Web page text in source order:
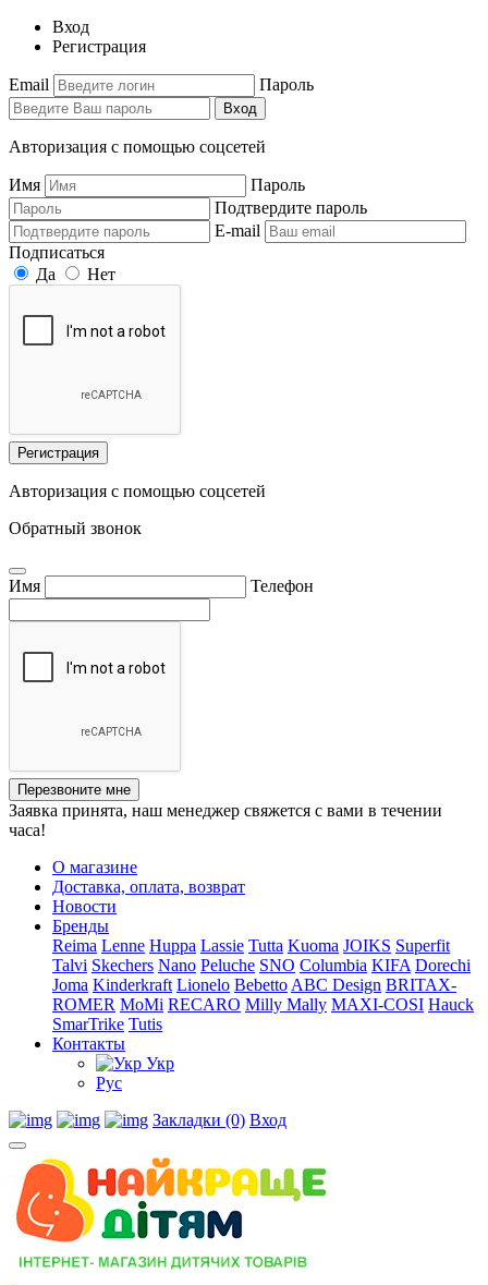
Вход
Регистрация
Email Пароль
Вход
Авторизация с помощью соцсетей
Имя
Пароль
Подтвердите пароль
E-mail
Подписаться
Да
Нет
Регистрация
Авторизация с помощью соцсетей
Обратный звонок
Имя Телефон
Перезвоните мне
Заявка принята, наш менеджер свяжется с вами в течении
часа!
О магазине
Доставка, оплата, возврат
Новости
Бренды
Reima Lenne Huppa Lassie Tutta Kuoma JOIKS Superfit
Talvi Skechers Nano Peluche SNO Columbia KIFA Dorechi
Joma Kinderkraft Lionelo Bebetto ABC Design BRITAX-
ROMER MoMi RECARO Milly Mally MAXI-COSI Hauck
SmarTrike Tutis
Контакты
Укр
Рус
Закладки (0) Вход